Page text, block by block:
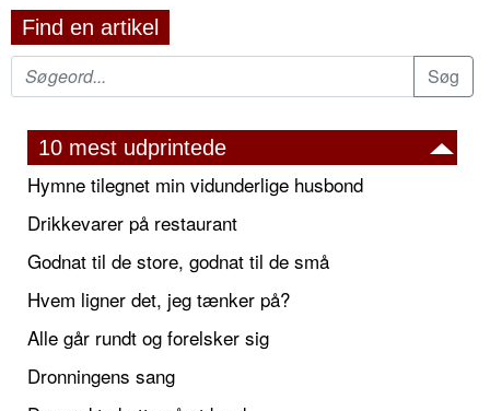
Find en artikel
10 mest udprintede
Hymne tilegnet min vidunderlige husbond
Drikkevarer på restaurant
Godnat til de store, godnat til de små
Hvem ligner det, jeg tænker på?
Alle går rundt og forelsker sig
Dronningens sang